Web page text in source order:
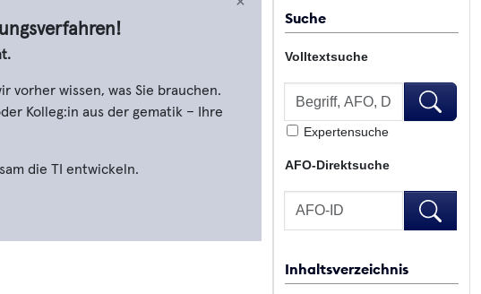
Suche
Volltextsuche
Expertensuche
AFO-Direktsuche
AFO-
Inhaltsverzeichnis
vorher wissen, was Sie brauchen.
Kolleg:in aus der gematik – Ihre
die TI entwickeln.